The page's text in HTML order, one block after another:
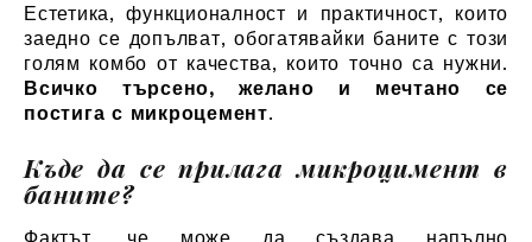
Естетика, функционалност и практичност, които
заедно се допълват, обогатявайки баните с този
голям комбо от качества, които точно са нужни.
Всичко търсено, желано и мечтано се
постига с микроцемент.
Къде да се прилага микроцимент в
баните?